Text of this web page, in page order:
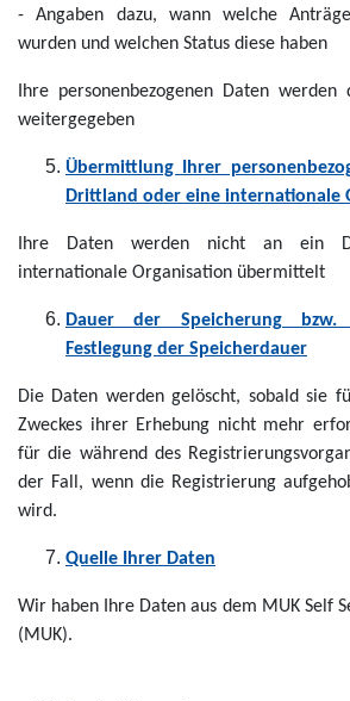
- Angaben dazu, wann welche
wurden und welchen Status diese haben
Ihre personenbezogenen Daten
weitergegeben
Übermittlung Ihrer
Drittland oder eine internationale
Ihre Daten werden nicht an ein
internationale Organisation übermittelt
Dauer der Speicherung
Festlegung der Speicherdauer
Die Daten werden gelöscht, sobald sie
Zweckes ihrer Erhebung nicht mehr
für die während des
der Fall, wenn die Registrierung
wird.
Quelle Ihrer Daten
Wir haben Ihre Daten aus dem MUK Self
(MUK).